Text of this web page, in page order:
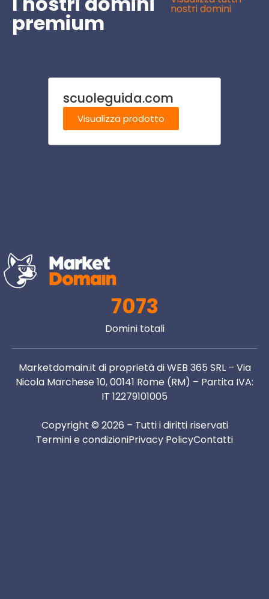
premium
nostri domini
scuoleguida.com
Visualizza prodotto
7073
Domini totali
Marketdomain.it di proprietà di WEB 365 SRL – Via
Nicola Marchese 10, 00141 Rome (RM) – Partita IVA:
IT 12279101005
Copyright © 2026 – Tutti i diritti riservati
Termini e condizioniPrivacy PolicyContatti